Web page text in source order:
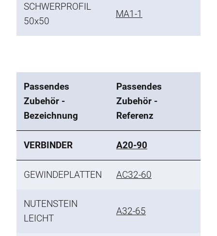
SCHWERPROFIL
50x50
MA1-1
Passendes
Zubehör -
Bezeichnung
Passendes
Zubehör -
Referenz
VERBINDER A20-90
GEWINDEPLATTEN AC32-60
NUTENSTEIN
LEICHT
A32-65